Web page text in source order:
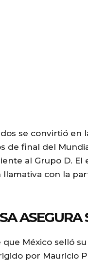
se convirtió en
de final del
al Grupo D.
llamativa con la
ASEGURA
que México selló
por Mauricio